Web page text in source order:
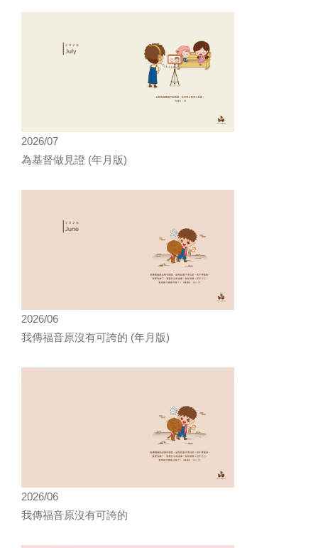
2026/07
為基督做見證 (年月版)
2026/06
我傳福音原沒有可誇的 (年月版)
2026/06
我傳福音原沒有可誇的